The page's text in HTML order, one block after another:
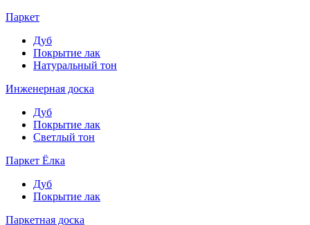
Паркет
Дуб
Покрытие лак
Натуральный тон
Инженерная доска
Дуб
Покрытие лак
Светлый тон
Паркет Ёлка
Дуб
Покрытие лак
Паркетная доска